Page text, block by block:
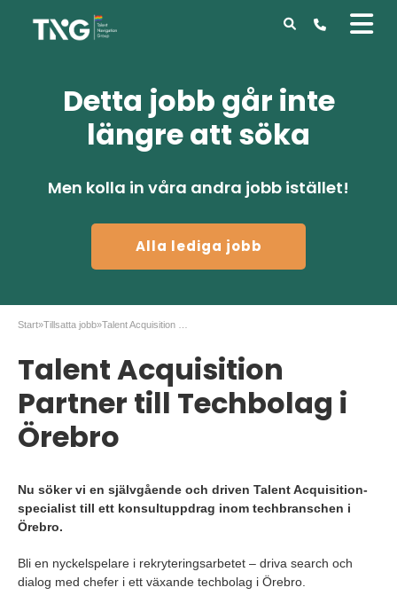
Detta jobb går inte
längre att söka
Men kolla in våra andra jobb istället!
Alla lediga jobb
Start»Tillsatta jobb»
Talent Acquisition
Partner till Techbolag i
Örebro
Nu söker vi en självgående och driven Talent Acquisition-
specialist till ett konsultuppdrag inom techbranschen i
Örebro.
Bli en nyckelspelare i rekryteringsarbetet – driva search och
dialog med chefer i ett växande techbolag i Örebro.